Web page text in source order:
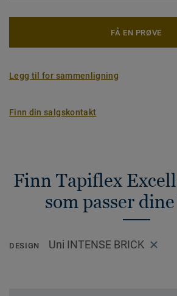
FÅ EN PRØVE
Legg til for sammenligning
Finn din salgskontakt
Finn Tapiflex
som passer
DESIGN Uni INTENSE BRICK